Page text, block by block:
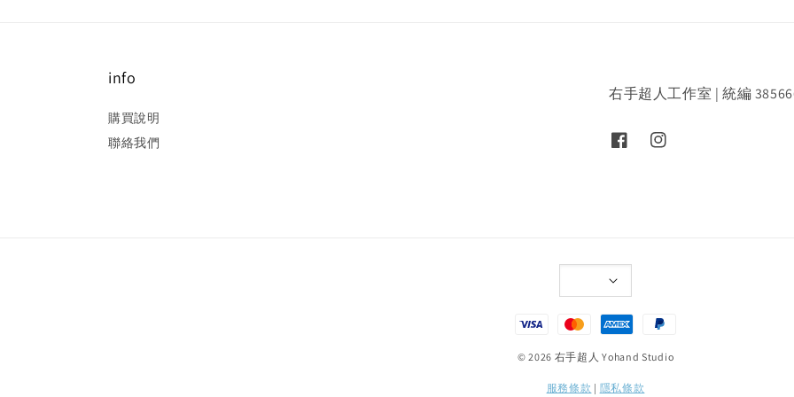
info
購買說明
聯絡我們
右手超人工作室 | 統編
© 2026 右手超人 Yohand Studio
服務條款 | 隱私條款